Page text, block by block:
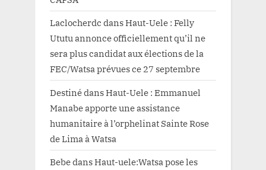
Laclocherdc dansHaut-Uele : Felly
Ututu annonce officiellement qu’il ne
sera plus candidat aux élections de la
FEC/Watsa prévues ce 27 septembre
DestinédansHaut-Uele : Emmanuel
Manabe apporte une assistance
humanitaire à l’orphelinat Sainte Rose
de Lima à Watsa
BebedansHaut-uele:Watsa pose les